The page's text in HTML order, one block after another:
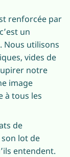
renforcée par
un
Nous utilisons
vides de
notre
image
à tous les
de
lot de
entendent.